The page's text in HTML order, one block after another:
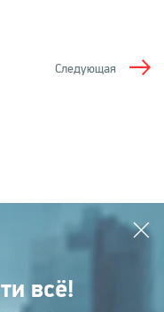
Следующая
всё!